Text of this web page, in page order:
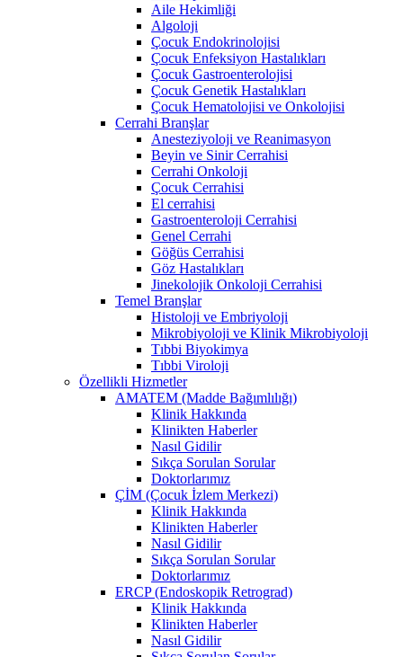
Aile Hekimliği
Algoloji
Çocuk Endokrinolojisi
Çocuk Enfeksiyon Hastalıkları
Çocuk Gastroenterolojisi
Çocuk Genetik Hastalıkları
Çocuk Hematolojisi ve Onkolojisi
Cerrahi Branşlar
Anesteziyoloji ve Reanimasyon
Beyin ve Sinir Cerrahisi
Cerrahi Onkoloji
Çocuk Cerrahisi
El cerrahisi
Gastroenteroloji Cerrahisi
Genel Cerrahi
Göğüs Cerrahisi
Göz Hastalıkları
Jinekolojik Onkoloji Cerrahisi
Temel Branşlar
Histoloji ve Embriyoloji
Mikrobiyoloji ve Klinik Mikrobiyoloji
Tıbbi Biyokimya
Tıbbi Viroloji
Özellikli Hizmetler
AMATEM (Madde Bağımlılığı)
Klinik Hakkında
Klinikten Haberler
Nasıl Gidilir
Sıkça Sorulan Sorular
Doktorlarımız
ÇİM (Çocuk İzlem Merkezi)
Klinik Hakkında
Klinikten Haberler
Nasıl Gidilir
Sıkça Sorulan Sorular
Doktorlarımız
ERCP (Endoskopik Retrograd)
Klinik Hakkında
Klinikten Haberler
Nasıl Gidilir